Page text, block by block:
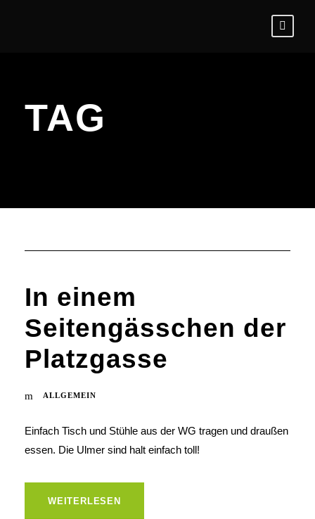
TAG
In einem
Seitengässchen der
Platzgasse
ALLGEMEIN
Einfach Tisch und Stühle aus der WG tragen und draußen
essen. Die Ulmer sind halt einfach toll!
WEITERLESEN